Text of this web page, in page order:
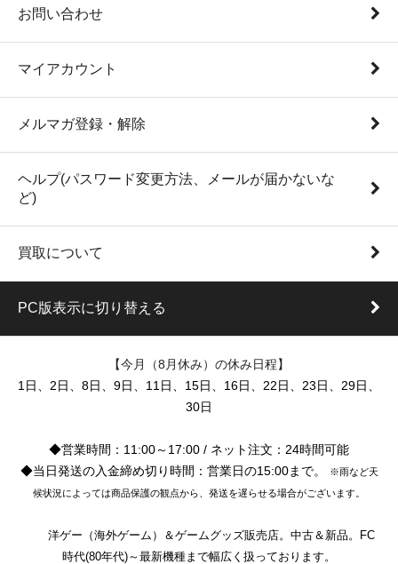
お問い合わせ
マイアカウント
メルマガ登録・解除
ヘルプ(パスワード変更方法、メールが届かないな
ど)
買取について
PC版表示に切り替える
【今月（8月休み）の休み日程】
1日、2日、8日、9日、11日、15日、16日、22日、23日、29日、
30日
◆営業時間：11:00～17:00 / ネット注文：24時間可能
◆当日発送の入金締め切り時間：営業日の15:00まで。
※雨など天
候状況によっては商品保護の観点から、発送を遅らせる場合がございます。
洋ゲー（海外ゲーム）＆ゲームグッズ販売店。中古＆新品。FC
時代(80年代)～最新機種まで幅広く扱っております。